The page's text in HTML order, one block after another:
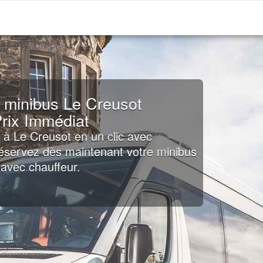
Le Creusot
Immédiat
Le Creusot en un clic avec
dès maintenant votre minibus
avec chauffeur.